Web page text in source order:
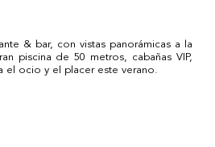
& bar, con vistas panorámicas a la
piscina de 50 metros, cabañas VIP,
el ocio y el placer este verano.